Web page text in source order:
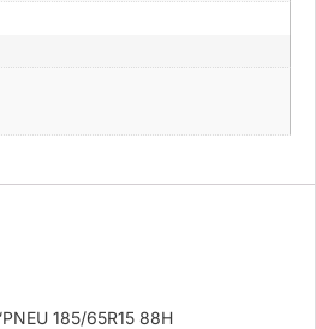
185/65R15 88H